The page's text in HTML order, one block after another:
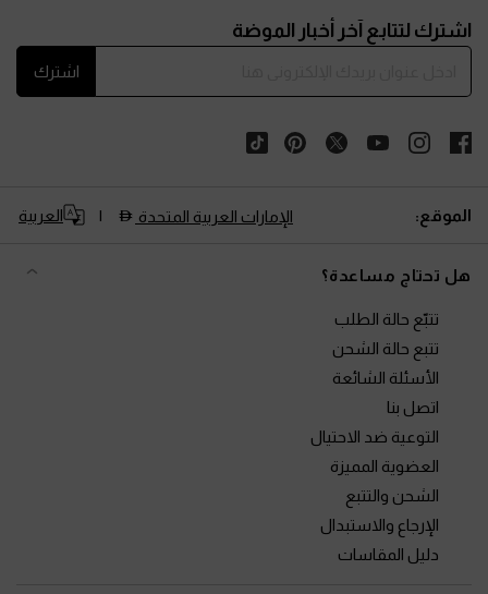
اشترك لتتابع آخر أخبار الموضة
اشترك
الموقع: الإمارات العربية المتحدة العربية
هل تحتاج مساعدة؟
تتبّع حالة الطلب
تتبع حالة الشحن
الأسئلة الشائعة
اتصل بنا
التوعية ضد الاحتيال
العضوية المميزة
الشحن والتتبع
الإرجاع والاستبدال
دليل المقاسات